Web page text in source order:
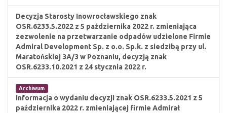
Decyzja Starosty Inowrocławskiego znak
OSR.6233.5.2022 z 5 października 2022 r. zmieniająca
zezwolenie na przetwarzanie odpadów udzielone Firmie
Admiral Development Sp. z o.o. Sp.k. z siedzibą przy ul.
Maratońskiej 3A/3 w Poznaniu, decyzją znak
OSR.6233.10.2021 z 24 stycznia 2022 r.
Archiwum
Informacja o wydaniu decyzji znak OSR.6233.5.2021 z 5
października 2022 r. zmieniającej firmie Admirał